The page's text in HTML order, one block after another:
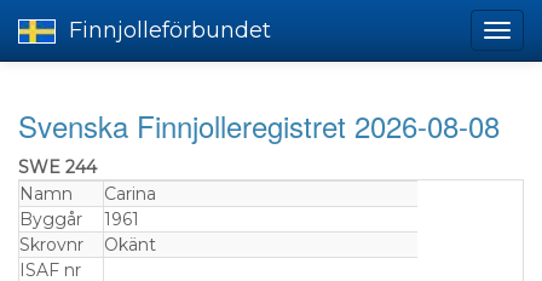
Finnjolleförbundet
Svenska Finnjolleregistret 2026-08-08
SWE 244
Namn
Carina
Byggår
1961
Skrovnr
Okänt
ISAF nr